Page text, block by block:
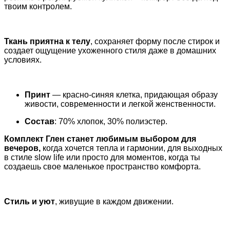
твоим контролем.
Ткань приятна к телу, сохраняет форму после стирок и
создает ощущение ухоженного стиля даже в домашних
условиях.
Принт — красно-синяя клетка, придающая образу
живости, современности и легкой женственности.
Состав: 70% хлопок, 30% полиэстер.
Комплект Глен станет любимым выбором для
вечеров, когда хочется тепла и гармонии, для выходных
в стиле slow life или просто для моментов, когда ты
создаешь свое маленькое пространство комфорта.
Стиль и уют, живущие в каждом движении.